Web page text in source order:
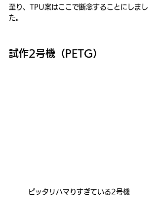
至り、TPU案はここで断念することにしまし
た。
試作2号機（PETG）
ピッタリハマりすぎている2号機